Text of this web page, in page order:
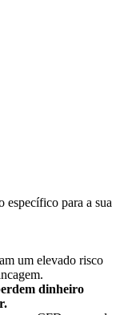
específico para a sua
um elevado risco
dinheiro